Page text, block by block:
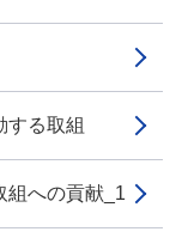
る取組
への貢献_1